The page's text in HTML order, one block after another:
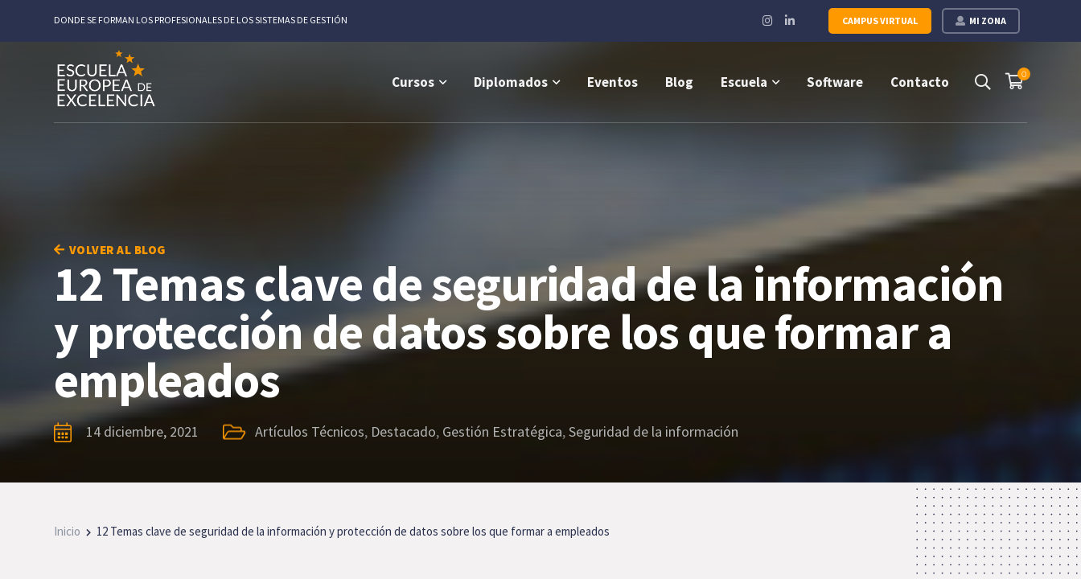
MI ZONA
CAMPUS VIRTUAL
DONDE SE FORMAN LOS PROFESIONALES DE LOS SISTEMAS DE GESTIÓN
Instagram
Profile
LinkedIn
Profile
0
Cursos Diplomados Eventos Blog Escuela Software Contacto
VOLVER AL BLOG
12 Temas clave de seguridad de la información
y protección de datos sobre los que formar a
empleados
14 diciembre, 2021 Artículos Técnicos, Destacado, Gestión Estratégica,Seguridad de la información
Inicio 12 Temas clave de seguridad de la información y protección de datos sobre los que formar a empleados